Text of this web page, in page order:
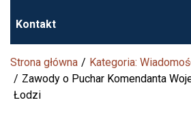
Kontakt
Strona główna
Kategoria:
Zawody o Puchar Komendanta
Łodzi